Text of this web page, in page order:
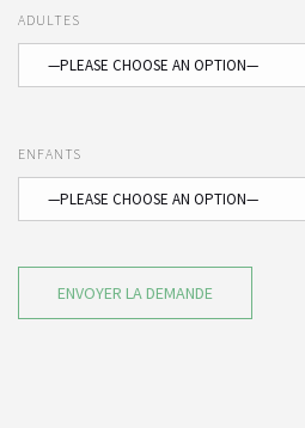
ADULTES
ENFANTS
ENVOYER LA DEMANDE